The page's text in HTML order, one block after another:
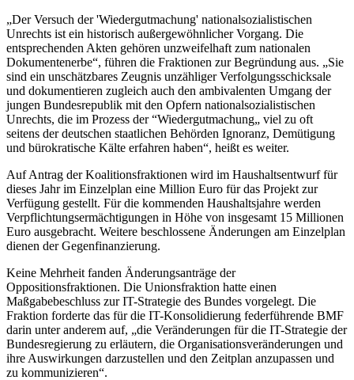
„Der Versuch der 'Wiedergutmachung' nationalsozialistischen
Unrechts ist ein historisch außergewöhnlicher Vorgang. Die
entsprechenden Akten gehören unzweifelhaft zum nationalen
Dokumentenerbe“, führen die Fraktionen zur Begründung aus. „Sie
sind ein unschätzbares Zeugnis unzähliger Verfolgungsschicksale
und dokumentieren zugleich auch den ambivalenten Umgang der
jungen Bundesrepublik mit den Opfern nationalsozialistischen
Unrechts, die im Prozess der “Wiedergutmachung„ viel zu oft
seitens der deutschen staatlichen Behörden Ignoranz, Demütigung
und bürokratische Kälte erfahren haben“, heißt es weiter.
Auf Antrag der Koalitionsfraktionen wird im Haushaltsentwurf für
dieses Jahr im Einzelplan eine Million Euro für das Projekt zur
Verfügung gestellt. Für die kommenden Haushaltsjahre werden
Verpflichtungsermächtigungen in Höhe von insgesamt 15 Millionen
Euro ausgebracht. Weitere beschlossene Änderungen am Einzelplan
dienen der Gegenfinanzierung.
Keine Mehrheit fanden Änderungsanträge der
Oppositionsfraktionen. Die Unionsfraktion hatte einen
Maßgabebeschluss zur IT-Strategie des Bundes vorgelegt. Die
Fraktion forderte das für die IT-Konsolidierung federführende BMF
darin unter anderem auf, „die Veränderungen für die IT-Strategie der
Bundesregierung zu erläutern, die Organisationsveränderungen und
ihre Auswirkungen darzustellen und den Zeitplan anzupassen und
zu kommunizieren“.